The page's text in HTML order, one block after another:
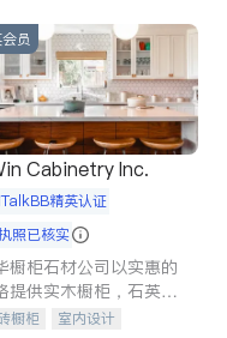
员
Cabinetry Inc.
iTalkBB精英认证
照已核实
橱柜石材公司以实惠的
提供实木橱柜，石英石
，多种优质不锈钢水
橱柜
室内设计